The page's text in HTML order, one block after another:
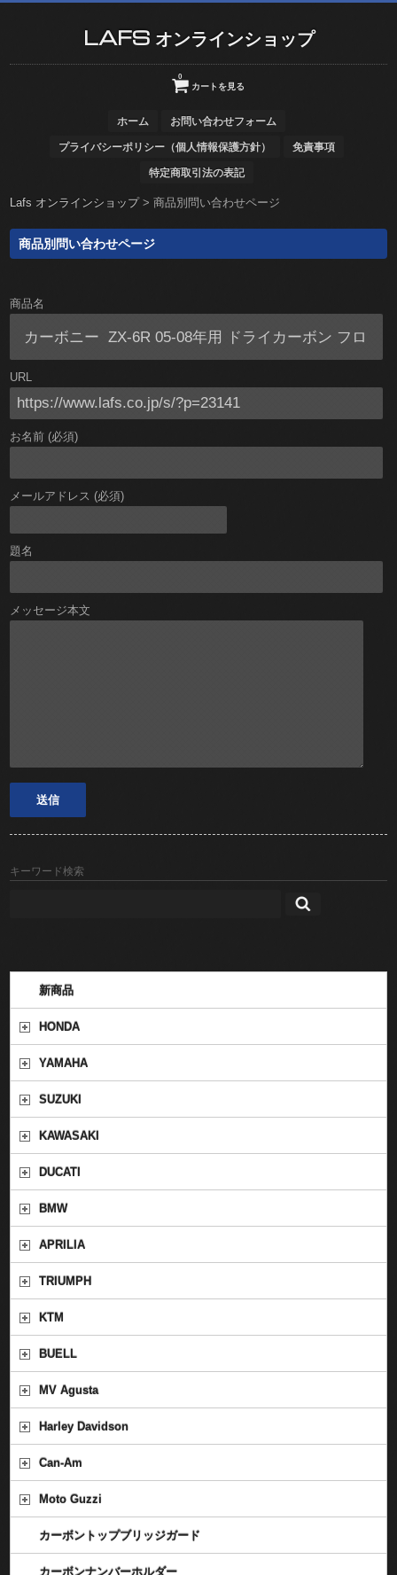
LAFS オンラインショップ
カートを見る
0
ホーム お問い合わせフォーム
プライバシーポリシー（個人情報保護方針） 免責事項
特定商取引法の表記
Lafs オンラインショップ>商品別問い合わせページ
商品別問い合わせページ
商品名
URL
お名前 (必須)
メールアドレス (必須)
題名
メッセージ本文
キーワード検索
新商品
HONDA
YAMAHA
SUZUKI
KAWASAKI
DUCATI
BMW
APRILIA
TRIUMPH
KTM
BUELL
MV Agusta
Harley Davidson
Can-Am
Moto Guzzi
カーボントップブリッジガード
カーボンナンバーホルダー